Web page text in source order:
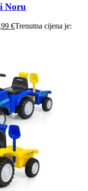
Noru
€Trenutna cijena je: